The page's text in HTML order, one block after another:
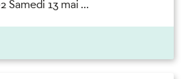
Samedi 13 mai ...